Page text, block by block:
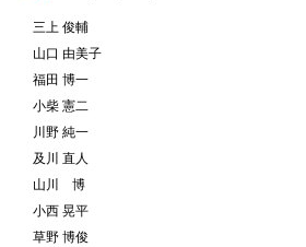
三上 俊輔
山口 由美子
福田 博一
小柴 憲二
川野 純一
及川 直人
山川 博
小西 晃平
草野 博俊